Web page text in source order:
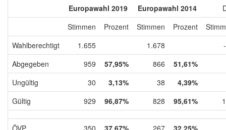
Europawahl 2019 Europawahl 2014
Stimmen
Prozent Stimmen Prozent
Wahlberechtigt
1.655 1.678
Abgegeben
959 57,95% 866
51,61%
Ungültig
30 3,13% 38
4,39%
Gültig
929 96,87% 828 95,61%
ÖVP 350 37,67% 267
32,25%